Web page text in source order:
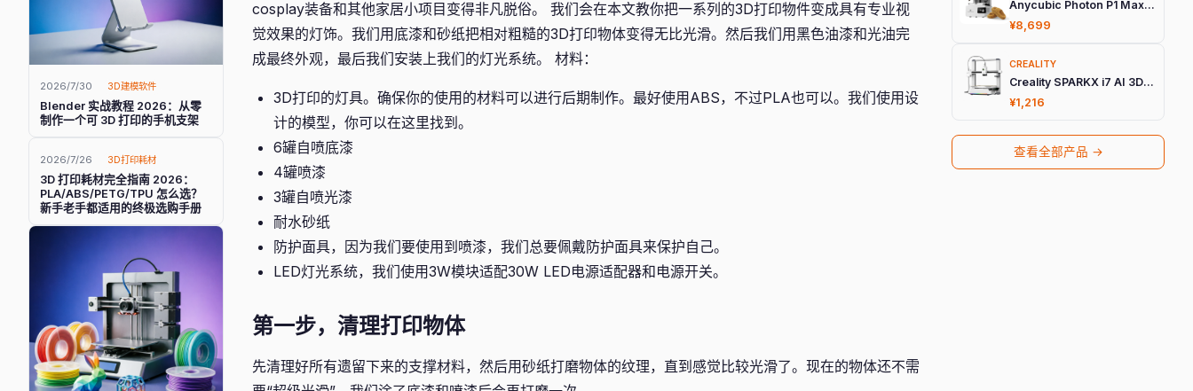
2026/7/30 3D建模软件
Blender 实战教程 2026：从零
制作一个可 3D 打印的手机支架
2026/7/26 3D打印耗材
3D 打印耗材完全指南 2026：
PLA/ABS/PETG/TPU 怎么选？
新手老手都适用的终极选购手册
cosplay装备和其他家居小项目变得非凡脱俗。 我们会在本文教你把一系列的3D打印物件变成具有专业视
觉效果的灯饰。我们用底漆和砂纸把相对粗糙的3D打印物体变得无比光滑。然后我们用黑色油漆和光油完
成最终外观，最后我们安装上我们的灯光系统。 材料：
3D打印的灯具。确保你的使用的材料可以进行后期制作。最好使用ABS，不过PLA也可以。我们使用设
计的模型，你可以在这里找到。
6罐自喷底漆
4罐喷漆
3罐自喷光漆
耐水砂纸
防护面具，因为我们要使用到喷漆，我们总要佩戴防护面具来保护自己。
LED灯光系统，我们使用3W模块适配30W LED电源适配器和电源开关。
第一步，清理打印物体
先清理好所有遗留下来的支撑材料，然后用砂纸打磨物体的纹理，直到感觉比较光滑了。现在的物体还不需
Anycubic Photon P1 Max 旗舰光固化3D打印机
¥8,699
CREALITY
Creality SPARKX i7 AI 3D打印机
¥1,216
查看全部产品 →